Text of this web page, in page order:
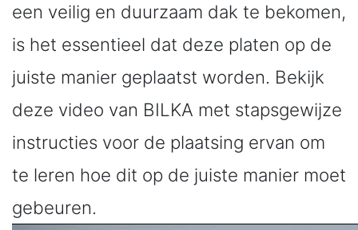
een veilig en duurzaam dak te bekomen,
is het essentieel dat deze platen op de
juiste manier geplaatst worden. Bekijk
deze video van BILKA met stapsgewijze
instructies voor de plaatsing ervan om
te leren hoe dit op de juiste manier moet
gebeuren.